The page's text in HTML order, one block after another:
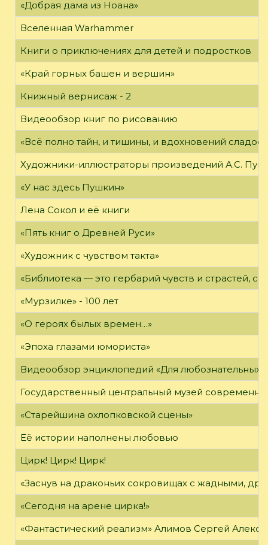
«Добрая дама из Ноана»
Вселенная Warhammer
Книги о приключениях для детей и подростков
«Край горных башен и вершин»
Книжный вернисаж - 2
Видеообзор книг по рисованию
«Всё полно тайн, и тишины, и вдохновений
Художники-иллюстраторы произведений А.С.
«У нас здесь Пушкин»
Лена Сокол и её книги
«Пять книг о Древней Руси»
«Художник с чувством такта»
«Библиотека — это гербарий чувств и страстей,
«Мурзилке» - 100 лет
«О героях былых времен…»
«Эпоха глазами юмориста»
Видеообзор энциклопедий «Для любознательных»
Государственный центральный музей
«Старейшина охлопковской сцены»
Её истории наполнены любовью
Цирк! Цирк! Цирк!
«Заснув на драконьих сокровищах с жадными,
«Сегодня на арене цирка!»
«Фантастический реализм» Алимов Сергей